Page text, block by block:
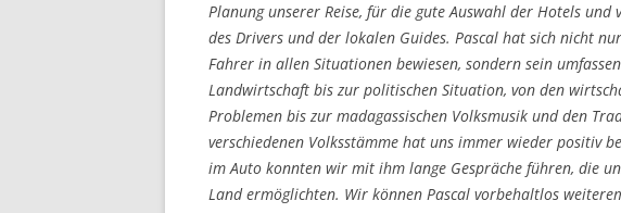
Planung unserer Reise, für die gute Auswahl der Hotels und
des Drivers und der lokalen Guides. Pascal hat sich nicht
Fahrer in allen Situationen bewiesen, sondern sein
Landwirtschaft bis zur politischen Situation, von den
Problemen bis zur madagassischen Volksmusik und den
verschiedenen Volksstämme hat uns immer wieder positiv
im Auto konnten wir mit ihm lange Gespräche führen, die
Land ermöglichten. Wir können Pascal vorbehaltlos